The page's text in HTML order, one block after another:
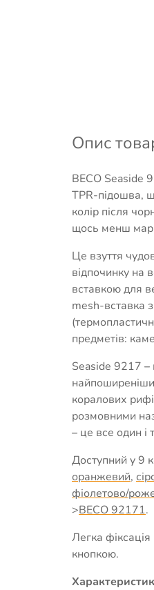
Опис
BECO Seaside
TPR-підошва,
колір після
щось менш
Це взуття
відпочинку на
вставкою для
mesh-вставка
предметів:
Seaside 9217 –
коралових
розмовними
– це все один і
Доступний у 9
оранжевий,
фіолетово/
>BECO 92171.
Легка
кнопкою.